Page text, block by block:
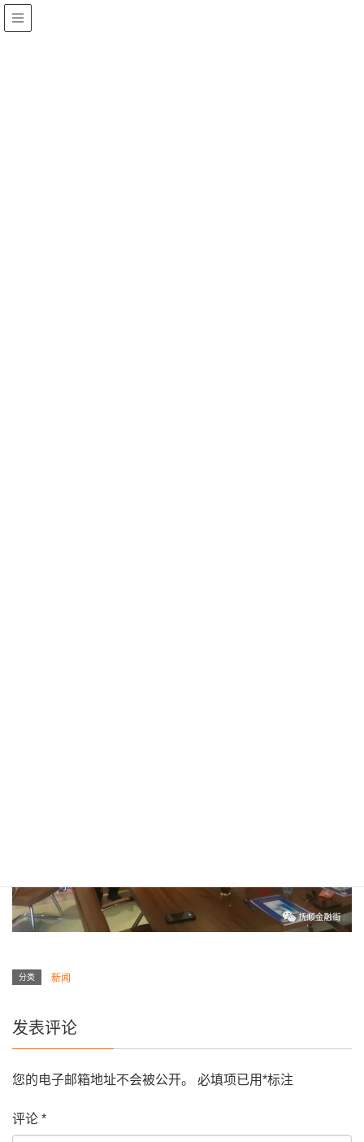
分类 新闻
发表评论
您的电子邮箱地址不会被公开。 必填项已用*标注
评论 *